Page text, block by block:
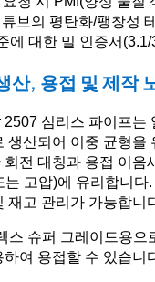
브의 평탄화/팽창성
에 대한 밀 인증서(3.1/
산, 용접 및 제작
2507 심리스 파이프는
생산되어 이중 균형을
전 대칭과 용접 이음
고압)에 유리합니다
재고 관리가 가능합니
스 슈퍼 그레이드용으
여 용접할 수 있습니